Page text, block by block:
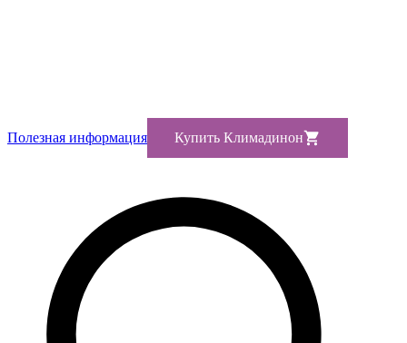
Полезная информация Купить Климадинон